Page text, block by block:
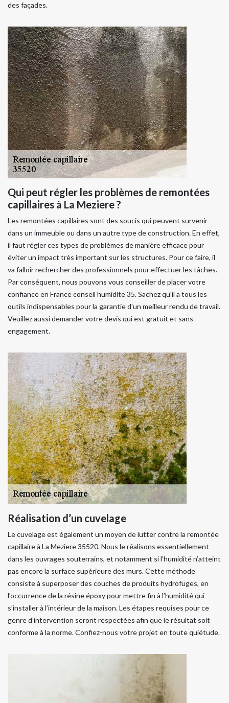
des façades.
Qui peut régler les problèmes de remontées
capillaires à La Meziere ?
Les remontées capillaires sont des soucis qui peuvent survenir
dans un immeuble ou dans un autre type de construction. En effet,
il faut régler ces types de problèmes de manière efficace pour
éviter un impact très important sur les structures. Pour ce faire, il
va falloir rechercher des professionnels pour effectuer les tâches.
Par conséquent, nous pouvons vous conseiller de placer votre
confiance en France conseil humidite 35. Sachez qu'il a tous les
outils indispensables pour la garantie d'un meilleur rendu de travail.
Veuillez aussi demander votre devis qui est gratuit et sans
engagement.
Réalisation d’un cuvelage
Le cuvelage est également un moyen de lutter contre la remontée
capillaire à La Meziere 35520. Nous le réalisons essentiellement
dans les ouvrages souterrains, et notamment si l’humidité n’atteint
pas encore la surface supérieure des murs. Cette méthode
consiste à superposer des couches de produits hydrofuges, en
l’occurrence de la résine époxy pour mettre fin à l’humidité qui
s’installer à l’intérieur de la maison. Les étapes requises pour ce
genre d’intervention seront respectées afin que le résultat soit
conforme à la norme. Confiez-nous votre projet en toute quiétude.